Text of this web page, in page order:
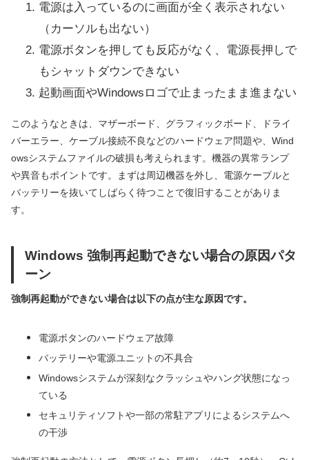
電源は入っているのに画面が全く表示されない
（カーソルも出ない）
電源ボタンを押しても反応がなく、電源長押しで
もシャットダウンできない
起動画面やWindowsロゴで止まったまま進まない
このようなときは、マザーボード、グラフィックボード、ドライ
バーエラー、ケーブル接続不良などのハードウェア問題や、Wind
owsシステムファイルの破損も考えられます。機器の異常ランプ
や異音もポイントです。まずは周辺機器を外し、電源ケーブルと
バッテリーを抜いてしばらく待つことで復旧することがありま
す。
Windows 強制再起動できない場合の原因パタ
ーン
強制再起動ができない場合は以下の点が主な原因です。
電源ボタンのハードウェア故障
バッテリーや電源ユニットの不具合
Windowsシステムが深刻なクラッシュやハング状態になっ
ている
セキュリティソフトや一部の常駐アプリによるシステムへ
の干渉